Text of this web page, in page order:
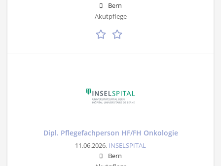
Bern
Akutpflege
Dipl. Pflegefachperson HF/FH Onkologie
11.06.2026, INSELSPITAL
Bern